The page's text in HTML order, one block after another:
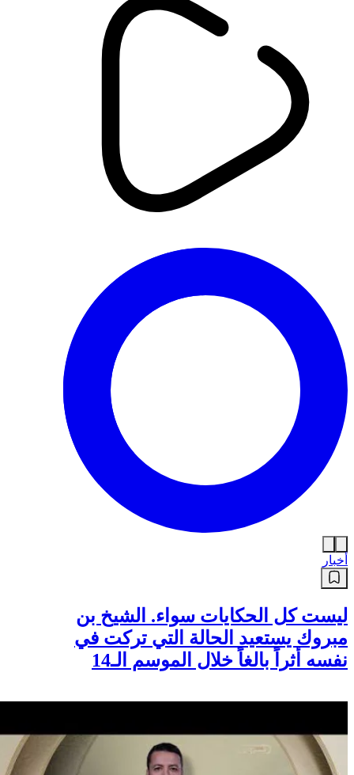
أخبار
ليست كل الحكايات سواء. الشيخ بن
مبروك يستعيد الحالة التي تركت في
نفسه أثراً بالغاً خلال الموسم الـ14